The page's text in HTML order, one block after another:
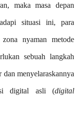
maka masa depan
situasi ini, para
nyaman metode
sebuah langkah
menyelaraskannya
digital asli (digital